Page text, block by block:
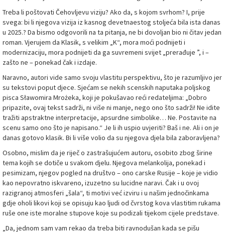
Treba li poštovati Čehovljevu viziju? Ako da, s kojom svrhom? I, prije
svega: bi li njegova vizija iz kasnog devetnaestog stoljeća bila ista danas
u 2025.? Da bismo odgovorili na ta pitanja, ne bi dovoljan bio ni čitav jedan
roman. Vjerujem da Klasik, s velikim „K“, mora moći podnijeti i
modernizaciju, mora podnijeti da ga suvremeni svijet „prerađuje ”, i –
zašto ne – ponekad čak i izdaje.
Naravno, autori vide samo svoju vlastitu perspektivu, što je razumljivo jer
su tekstovi poput djece. Sjećam se nekih scenskih naputaka poljskog
pisca Sławomira Mrożeka, koji je pokušavao reći redateljima: „Dobro
pripazite, ovaj tekst sadrži, ni više ni manje, nego ono što sadrži! Ne idite
tražiti apstraktne interpretacije, apsurdne simbolike… Ne. Postavite na
scenu samo ono što je napisano.“ Je li ih uspio uvjeriti? Baš i ne. Ali i on je
danas gotovo klasik. Bi li više volio da su njegova djela bila zaboravljena?
Osobno, mislim da je riječ o zastrašujućem autoru, osobito zbog širine
tema kojih se dotiče u svakom djelu. Njegova melankolija, ponekad i
pesimizam, njegov pogled na društvo – ono carske Rusije – koje je vidio
kao nepovratno iskvareno, izuzetno su lucidne naravi. Čak i u ovoj
razigranoj atmosferi „šala“, ti motivi već izviru i u našim jednočinkama
gdje oholi likovi koji se opisuju kao ljudi od čvrstog kova vlastitim rukama
ruše one iste moralne stupove koje su podizali tijekom cijele predstave.
„Da, jednom sam vam rekao da treba biti ravnodušan kada se pišu